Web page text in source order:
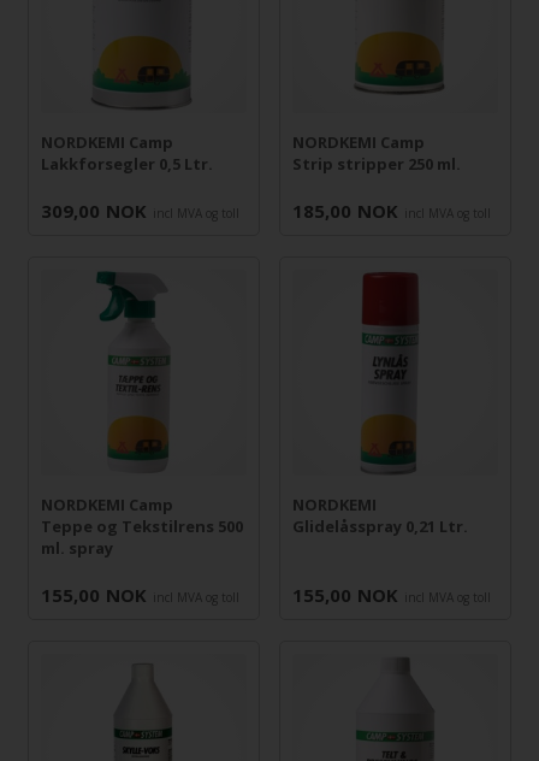
NORDKEMI Camp
Lakkforsegler 0,5 Ltr.
309,00 NOK incl MVA og toll
NORDKEMI Camp
Strip stripper 250 ml.
185,00 NOK incl MVA og toll
NORDKEMI Camp
Teppe og Tekstilrens 500
ml. spray
155,00 NOK incl MVA og toll
NORDKEMI
Glidelåsspray 0,21 Ltr.
155,00 NOK incl MVA og toll